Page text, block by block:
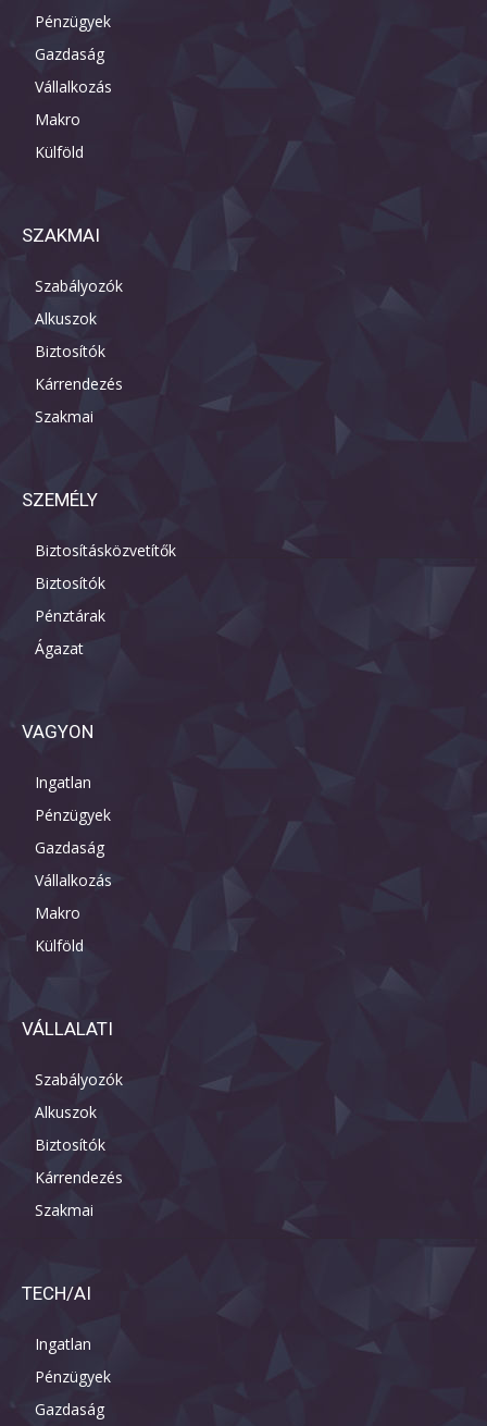
Pénzügyek
Gazdaság
Vállalkozás
Makro
Külföld
SZAKMAI
Szabályozók
Alkuszok
Biztosítók
Kárrendezés
Szakmai
SZEMÉLY
Biztosításközvetítők
Biztosítók
Pénztárak
Ágazat
VAGYON
Ingatlan
Pénzügyek
Gazdaság
Vállalkozás
Makro
Külföld
VÁLLALATI
Szabályozók
Alkuszok
Biztosítók
Kárrendezés
Szakmai
TECH/AI
Ingatlan
Pénzügyek
Gazdaság